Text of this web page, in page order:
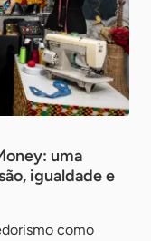
uma
igualdade e
como